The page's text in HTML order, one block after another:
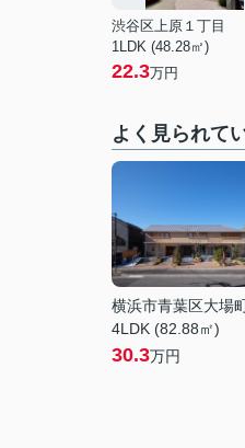
渋谷区上原１丁目
1LDK (48.28㎡)
22.3万円
よく見られて
横浜市青葉区大場
4LDK (82.88㎡)
30.3万円